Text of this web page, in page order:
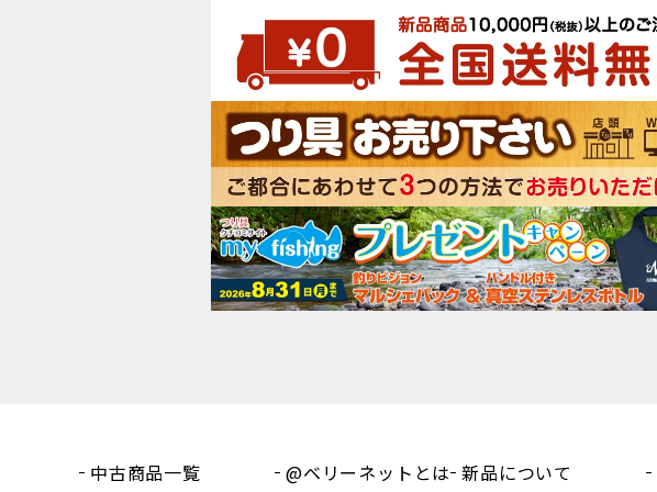
中古商品一覧 @ベリーネットとは 新品について